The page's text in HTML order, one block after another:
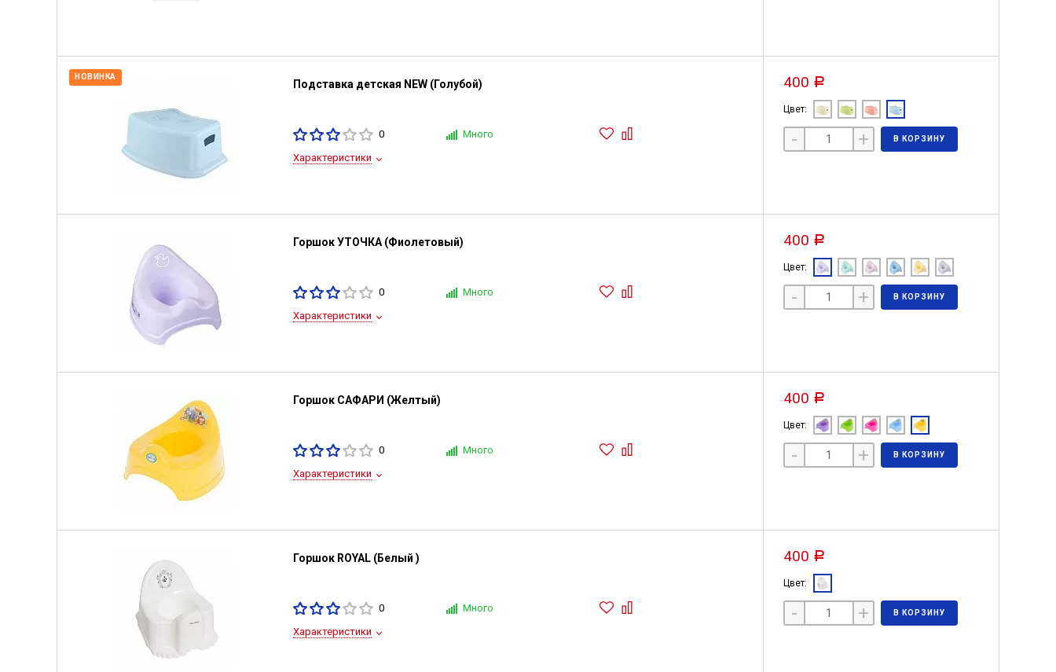
НОВИНКА
Подставка детская NEW (Голубой)
0
Много
Характеристики
400 Р
Цвет:
- + В КОРЗИНУ
Горшок УТОЧКА (Фиолетовый)
0
Много
Характеристики
400 Р
Цвет:
- + В КОРЗИНУ
Горшок САФАРИ (Желтый)
0
Много
Характеристики
400 Р
Цвет:
- + В КОРЗИНУ
Горшок ROYAL (Белый )
0
Много
Характеристики
400 Р
Цвет:
- + В КОРЗИНУ